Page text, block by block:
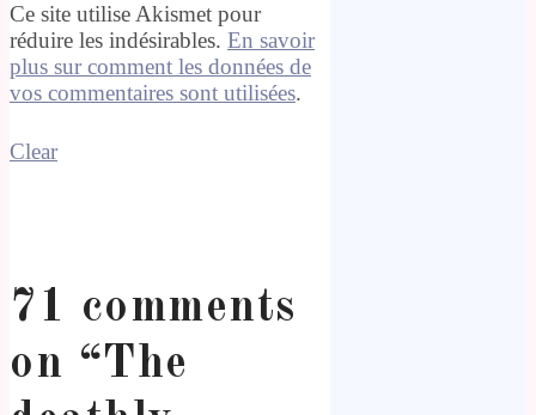
Ce site utilise Akismet pour
réduire les indésirables. En savoir
plus sur comment les données de
vos commentaires sont utilisées.
Clear
71 comments
on “The